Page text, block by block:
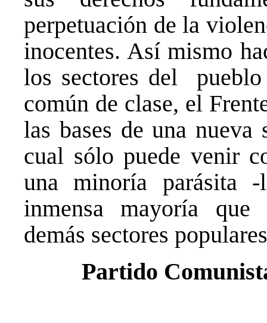
perpetuación de la
inocentes. Así mismo
los sectores del
común de clase, el
las bases de una
cual sólo puede venir
una minoría parásita
inmensa mayoría
demás sectores
Partido